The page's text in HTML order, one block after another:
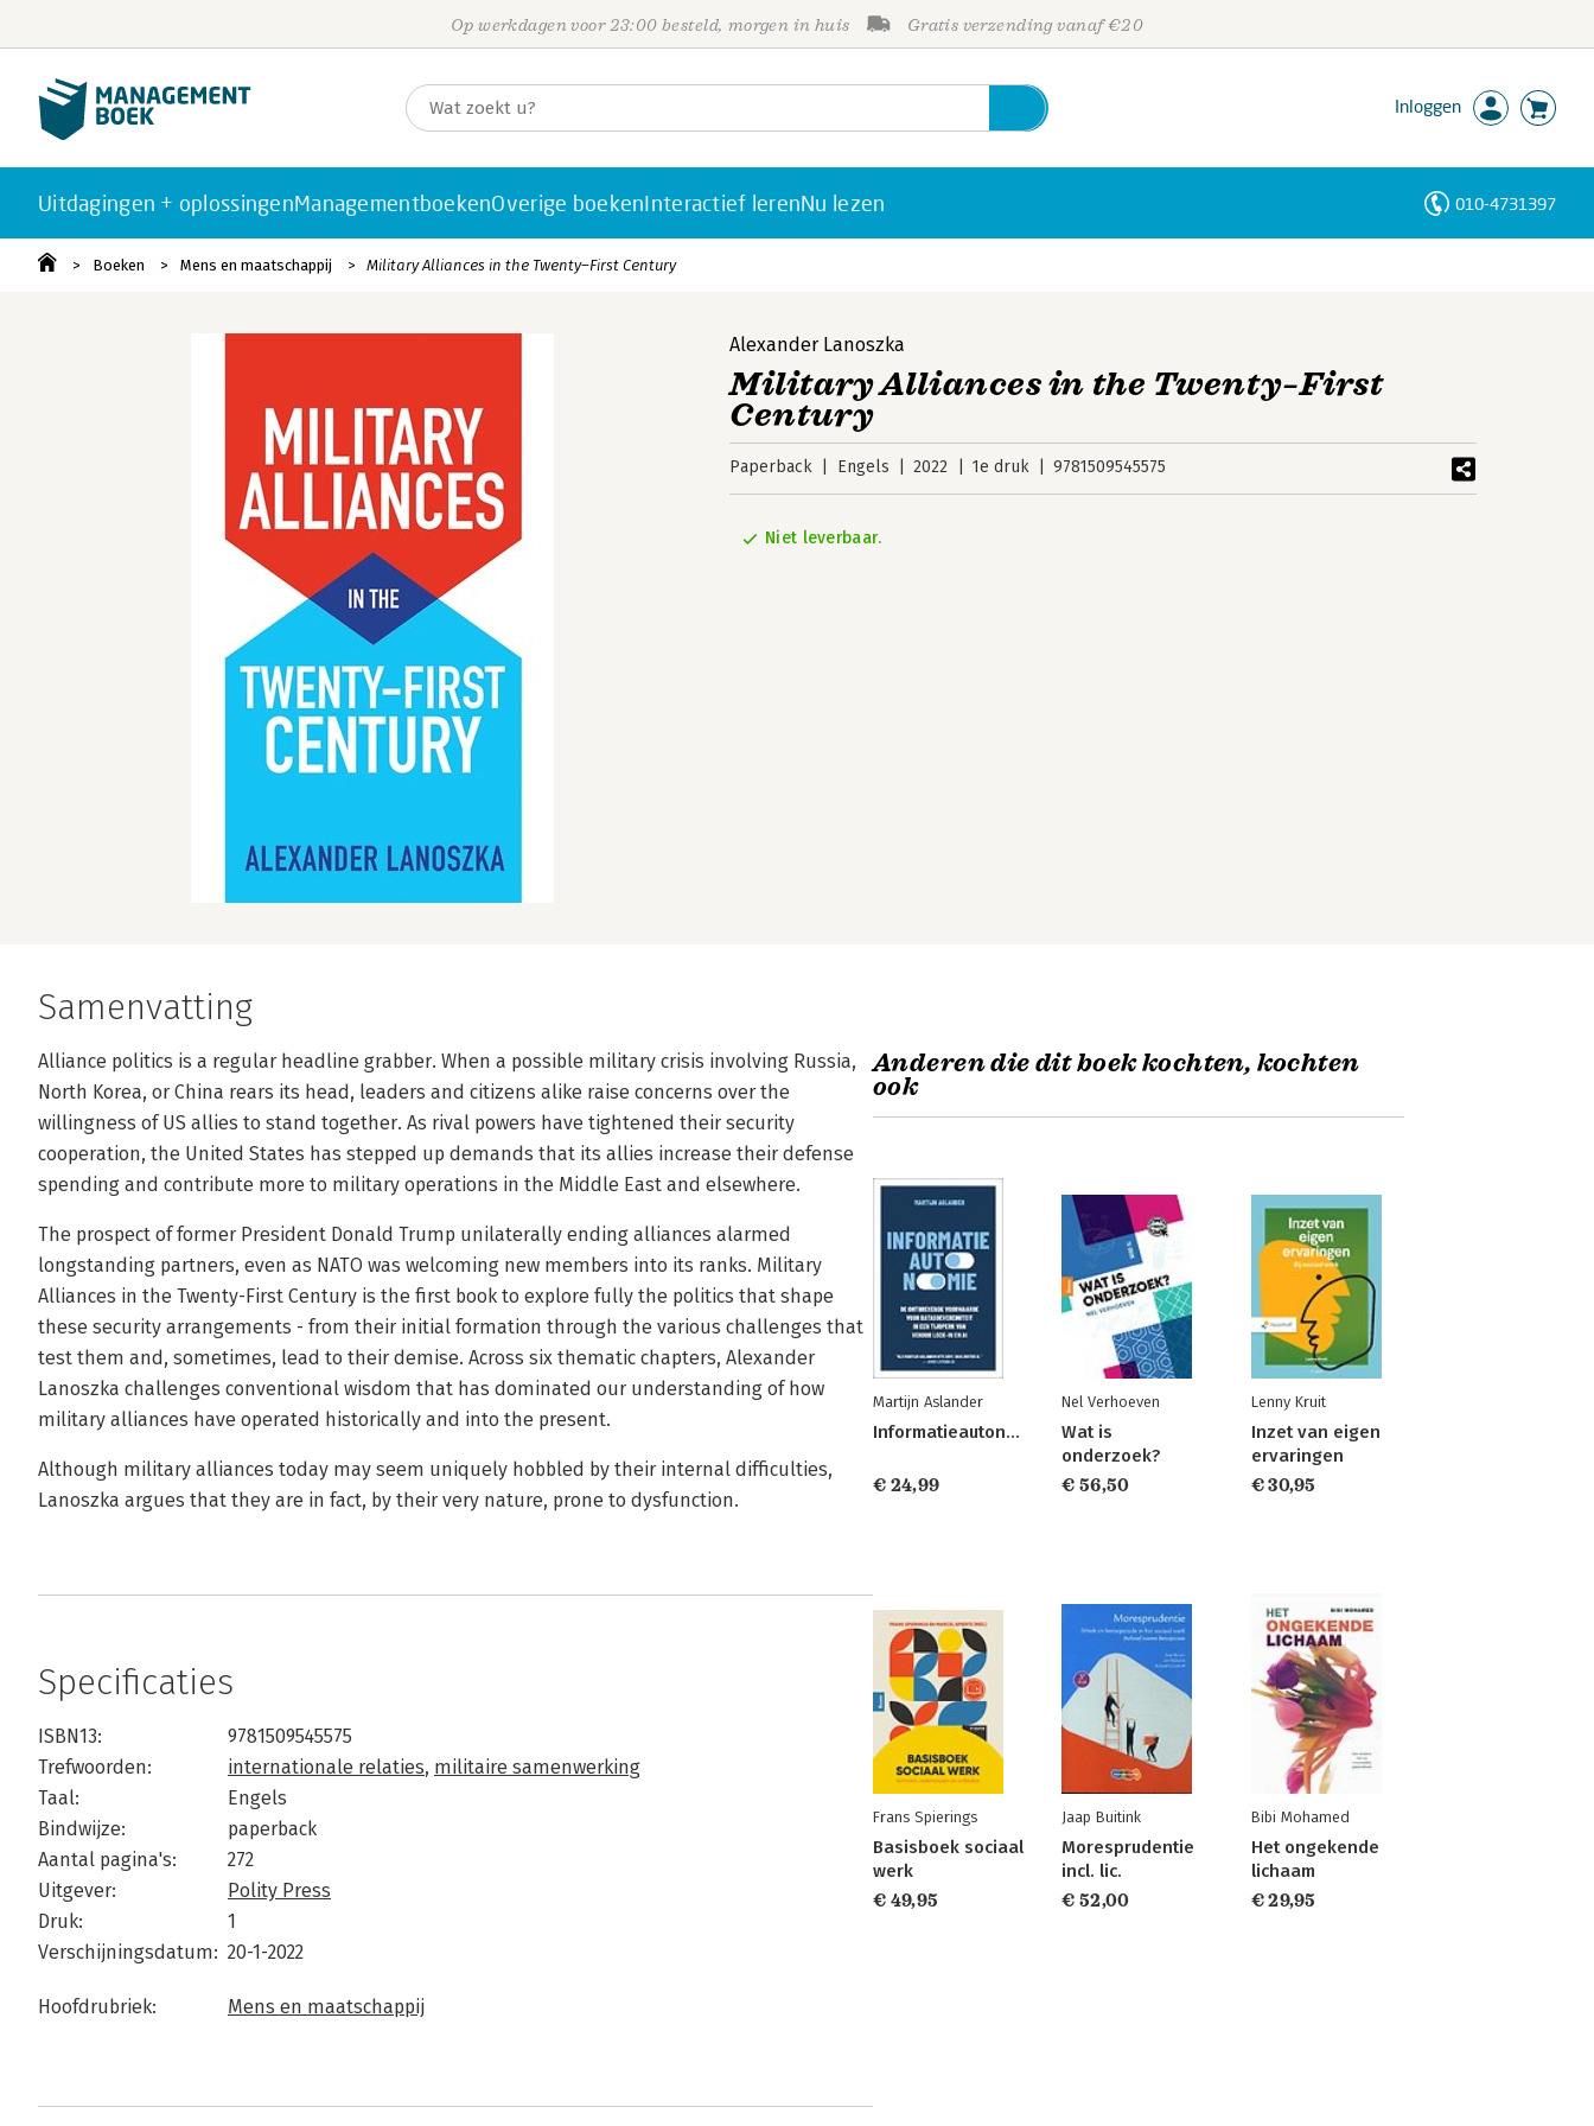
Op werkdagen voor 23:00 besteld, morgen in huis Gratis verzending vanaf €20
Inloggen
Uitdagingen + oplossingenManagementboekenOverige boekenInteractief lerenNu lezen 010-4731397
Boeken Mens en maatschappij Military Alliances in the Twenty–First Century
Alexander Lanoszka
Military Alliances in the Twenty–First
Century
Paperback Engels 2022 1e druk 9781509545575
Niet leverbaar.
Samenvatting
Alliance politics is a regular headline grabber. When a possible military crisis involving Russia,
North Korea, or China rears its head, leaders and citizens alike raise concerns over the
willingness of US allies to stand together. As rival powers have tightened their security
cooperation, the United States has stepped up demands that its allies increase their defense
spending and contribute more to military operations in the Middle East and elsewhere.
The prospect of former President Donald Trump unilaterally ending alliances alarmed
longstanding partners, even as NATO was welcoming new members into its ranks. Military
Alliances in the Twenty-First Century is the first book to explore fully the politics that shape
these security arrangements - from their initial formation through the various challenges that
test them and, sometimes, lead to their demise. Across six thematic chapters, Alexander
Lanoszka challenges conventional wisdom that has dominated our understanding of how
military alliances have operated historically and into the present.
Although military alliances today may seem uniquely hobbled by their internal difficulties,
Lanoszka argues that they are in fact, by their very nature, prone to dysfunction.
Specificaties
ISBN13:
9781509545575
Trefwoorden:
internationale relaties, militaire samenwerking
Taal:
Engels
Bindwijze:
paperback
Aantal pagina's:
272
Uitgever:
Polity Press
Druk:
1
Verschijningsdatum: 20-1-2022
Hoofdrubriek: Mens en maatschappij
Anderen die dit boek kochten, kochten
ook
Martijn Aslander
Informatieautonomie
€ 24,99
Nel Verhoeven
Wat is
onderzoek?
€ 56,50
Lenny Kruit
Inzet van eigen
ervaringen
€ 30,95
Frans Spierings
Basisboek sociaal
werk
€ 49,95
Jaap Buitink
Moresprudentie
incl. lic.
€ 52,00
Bibi Mohamed
Het ongekende
lichaam
€ 29,95
Personen